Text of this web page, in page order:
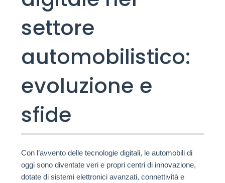
settore
automobilistico:
evoluzione e
sfide
Con l’avvento delle tecnologie digitali, le automobili di
oggi sono diventate veri e propri centri di innovazione,
dotate di sistemi elettronici avanzati, connettività e